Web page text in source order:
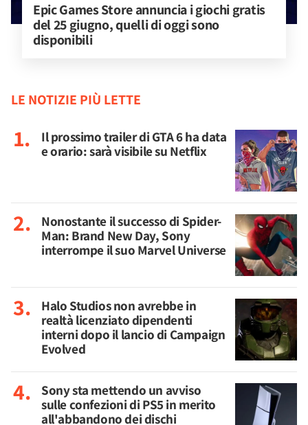
Epic Games Store annuncia i giochi gratis
del 25 giugno, quelli di oggi sono
disponibili
LE NOTIZIE PIÙ LETTE
Il prossimo trailer di GTA 6 ha data
e orario: sarà visibile su Netflix
Nonostante il successo di Spider-
Man: Brand New Day, Sony
interrompe il suo Marvel Universe
Halo Studios non avrebbe in
realtà licenziato dipendenti
interni dopo il lancio di Campaign
Evolved
Sony sta mettendo un avviso
sulle confezioni di PS5 in merito
all'abbandono dei dischi